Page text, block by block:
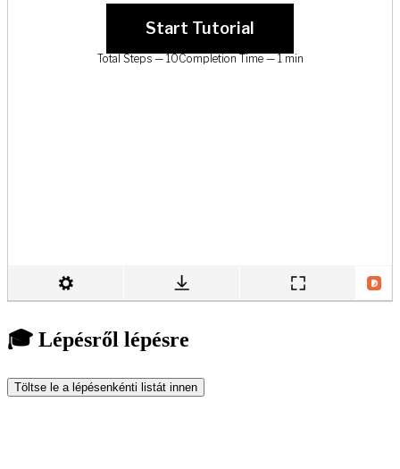
🎓 Lépésről lépésre
Töltse le a lépésenkénti listát innen